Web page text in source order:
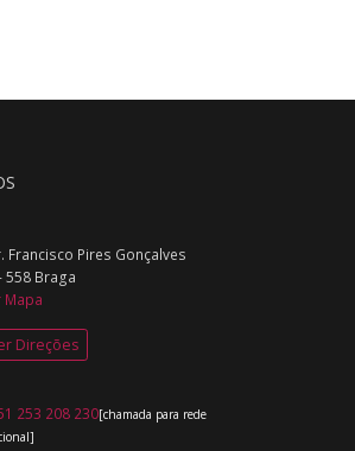
Francisco Pires Gonçalves
558 Braga
Mapa
Direções
253 208 230[chamada para rede